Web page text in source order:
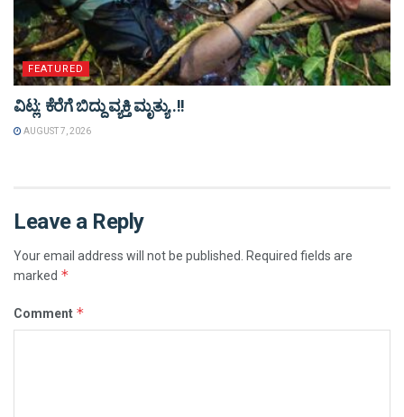
FEATURED
ವಿಟ್ಲ: ಕೆರೆಗೆ ಬಿದ್ದು ವ್ಯಕ್ತಿ ಮೃತ್ಯು..!!
AUGUST 7, 2026
Leave a Reply
Your email address will not be published.
Required fields are
marked *
Comment *